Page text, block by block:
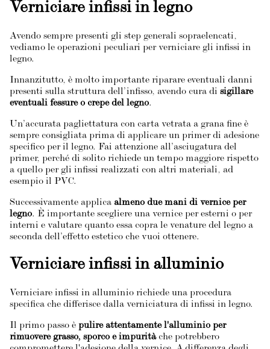
Verniciare infissi in legno
Avendo sempre presenti gli step generali sopraelencati,
vediamo le operazioni peculiari per verniciare gli infissi in
legno.
Innanzitutto, è molto importante riparare eventuali danni
presenti sulla struttura dell’infisso, avendo cura di sigillare
eventuali fessure o crepe del legno.
Un’accurata pagliettatura con carta vetrata a grana fine è
sempre consigliata prima di applicare un primer di adesione
specifico per il legno. Fai attenzione all’asciugatura del
primer, perché di solito richiede un tempo maggiore rispetto
a quello per gli infissi realizzati con altri materiali, ad
esempio il PVC.
Successivamente applica almeno due mani di vernice per
legno. È importante scegliere una vernice per esterni o per
interni e valutare quanto essa copra le venature del legno a
seconda dell’effetto estetico che vuoi ottenere.
Verniciare infissi in alluminio
Verniciare infissi in alluminio richiede una procedura
specifica che differisce dalla verniciatura di infissi in legno.
Il primo passo è pulire attentamente l'alluminio per
rimuovere grasso, sporco e impuritàche potrebbero